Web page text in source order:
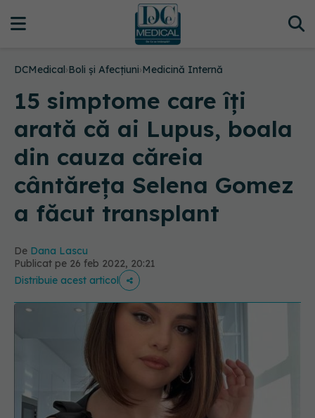
DCMedical›Boli și Afecțiuni›Medicină Internă
15 simptome care îți
arată că ai Lupus, boala
din cauza căreia
cântăreța Selena Gomez
a făcut transplant
De Dana Lascu
Publicat pe 26 feb 2022, 20:21
Distribuie acest articol